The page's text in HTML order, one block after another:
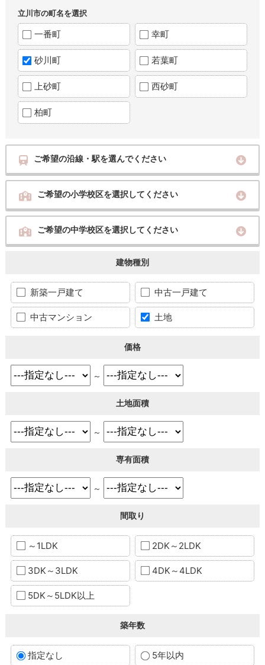
立川市の町名を選択
一番町 幸町
砂川町 若葉町
上砂町 西砂町
柏町
ご希望の沿線・駅を選んでください
ご希望の小学校区を選択してください
ご希望の中学校区を選択してください
建物種別
新築一戸建て 中古一戸建て
中古マンション 土地
価格
～
土地面積
～
専有面積
～
間取り
～1LDK 2DK～2LDK
3DK～3LDK 4DK～4LDK
5DK～5LDK以上
築年数
指定なし 5年以内